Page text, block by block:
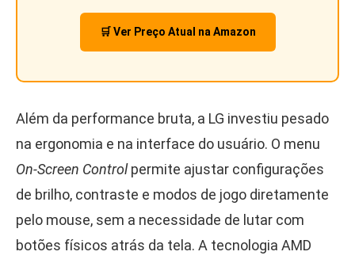
🛒 Ver Preço Atual na Amazon
Além da performance bruta, a LG investiu pesado
na ergonomia e na interface do usuário. O menu
On-Screen Controlpermite ajustar configurações
de brilho, contraste e modos de jogo diretamente
pelo mouse, sem a necessidade de lutar com
botões físicos atrás da tela. A tecnologia AMD